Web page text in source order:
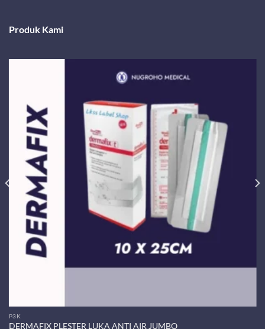
Produk Kami
P3K
DERMAFIX PLESTER LUKA ANTI AIR JUMBO